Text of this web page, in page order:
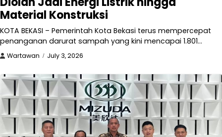
Material Konstruksi
KOTA BEKASI – Pemerintah Kota Bekasi terus mempercepat
penanganan darurat sampah yang kini mencapai 1.801…
Wartawan July 3, 2026